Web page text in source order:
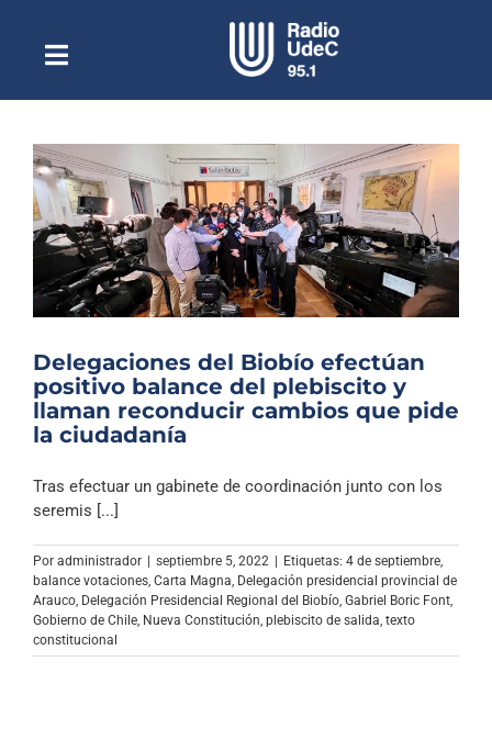
contenidoToggle
NavigationEscuchar Radio UdeC en vivo
Quiénes Somos
Programación
Podcast
Noticias
Columnas
Música Clásica
Delegaciones del Biobío efectúan
positivo balance del plebiscito y
llaman reconducir cambios que pide
la ciudadanía
Tras efectuar un gabinete de coordinación junto con los
seremis [...]
Por administrador | septiembre 5, 2022 | Etiquetas: 4 de septiembre
balance votaciones Carta Magna Delegación presidencial provincial de
Arauco Delegación Presidencial Regional del Biobío Gabriel Boric Font
Gobierno de Chile Nueva Constitución plebiscito de salida texto
constitucional